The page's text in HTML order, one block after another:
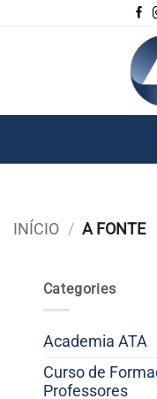
INÍCIO / A FONTE
Categories
Academia ATA
Curso de
Professores